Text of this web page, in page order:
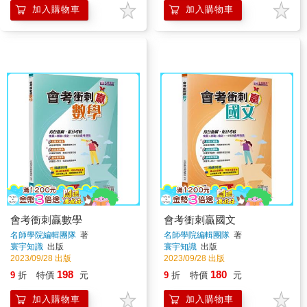
加入購物車 加入購物車
會考衝刺贏數學
名師學院編輯團隊 著
寰宇知識 出版
2023/09/28 出版
9 折 特價 198 元
加入購物車
會考衝刺贏國文
名師學院編輯團隊 著
寰宇知識 出版
2023/09/28 出版
9 折 特價 180 元
加入購物車